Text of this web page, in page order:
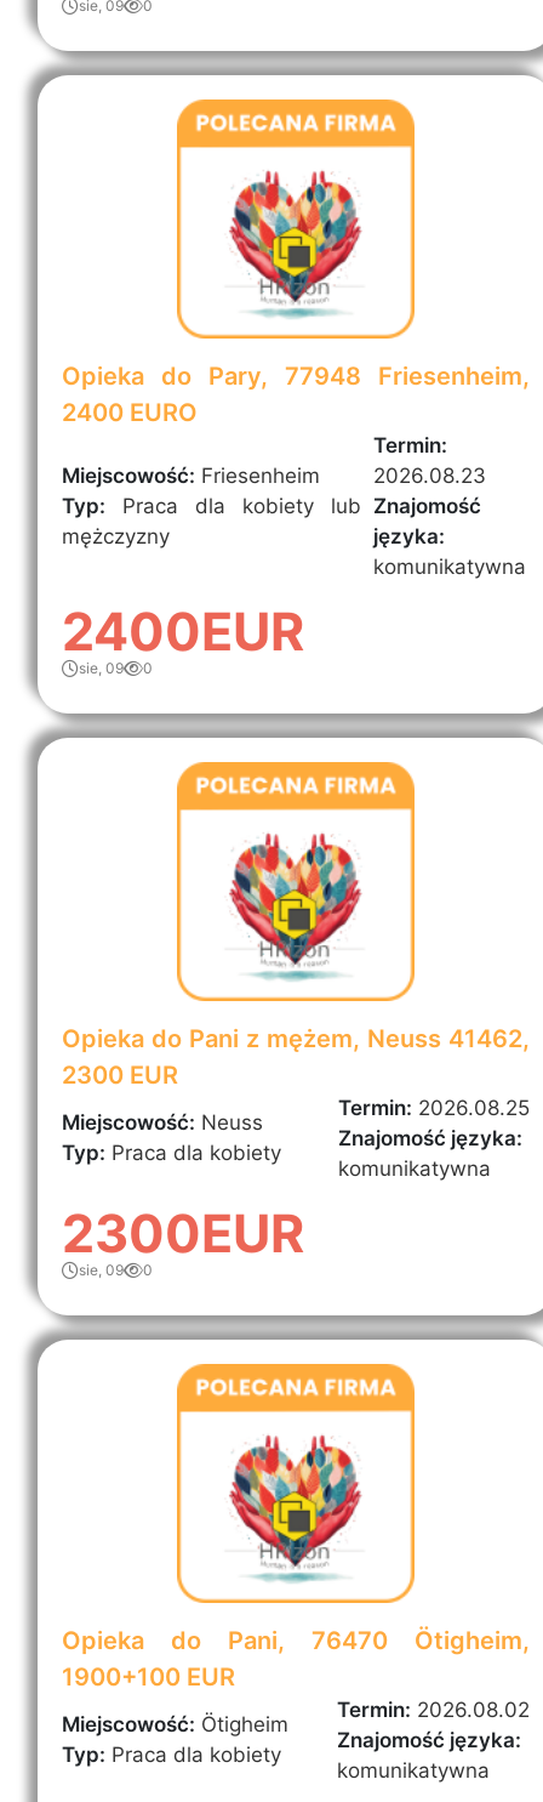
sie, 09 0
Opieka do Pary, 77948 Friesenheim,
2400 EURO
Miejscowość: Friesenheim
Typ:
Praca dla kobiety lub
mężczyzny
Termin:
2026.08.23
Znajomość
języka:
komunikatywna
2400EUR
sie, 09 0
Opieka do Pani z mężem, Neuss 41462,
2300 EUR
Miejscowość: Neuss
Typ: Praca dla kobiety
Termin: 2026.08.25
Znajomość języka:
komunikatywna
2300EUR
sie, 09 0
Opieka do Pani, 76470 Ötigheim,
1900+100 EUR
Miejscowość: Ötigheim
Typ: Praca dla kobiety
Termin: 2026.08.02
Znajomość języka:
komunikatywna